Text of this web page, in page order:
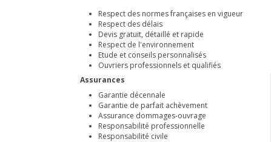
Respect des normes françaises en vigueur
Respect des délais
Devis gratuit, détaillé et rapide
Respect de l'environnement
Etude et conseils personnalisés
Ouvriers professionnels et qualifiés
Assurances
Garantie décennale
Garantie de parfait achèvement
Assurance dommages-ouvrage
Responsabilité professionnelle
Responsabilité civile